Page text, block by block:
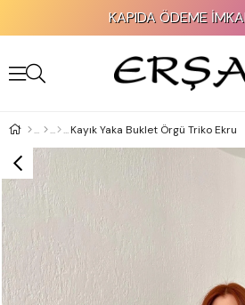
KAPIDA ÖDEME İMKANI!
Kayık Yaka Buklet Örgü Triko Ekru